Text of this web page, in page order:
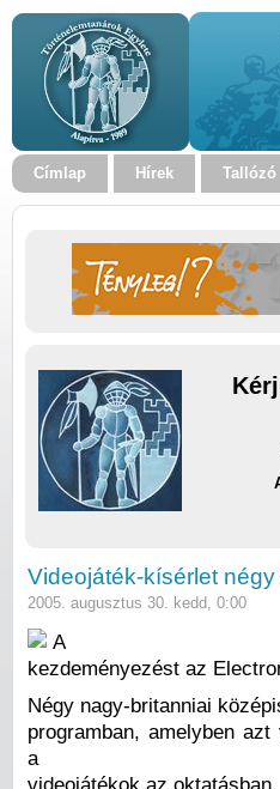
Címlap Hírek Tallózó
Videojáték-kísérlet
2005. augusztus 30. kedd, 0:00
A
kezdeményezést az
Négy nagy-britanniai
programban, amelyben
a